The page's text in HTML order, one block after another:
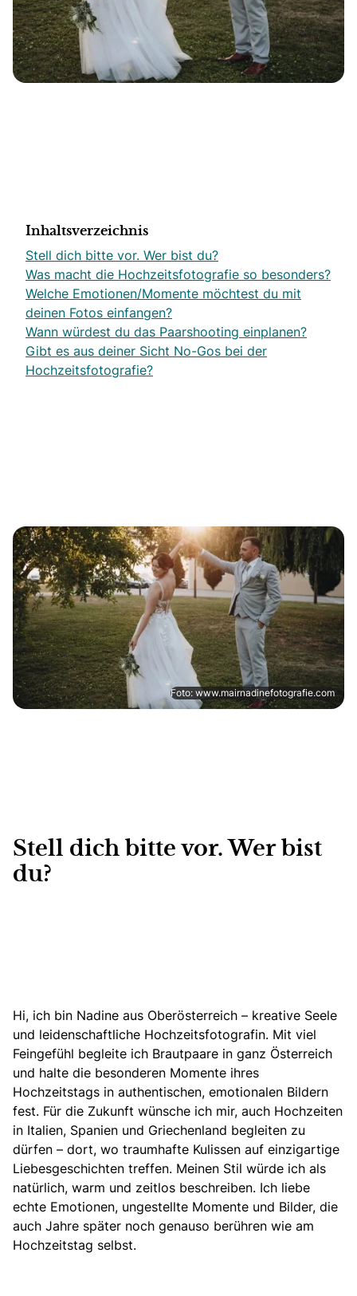
Inhaltsverzeichnis
Stell dich bitte vor. Wer bist du?
Was macht die Hochzeitsfotografie so besonders?
Welche Emotionen/Momente möchtest du mit
deinen Fotos einfangen?
Wann würdest du das Paarshooting einplanen?
Gibt es aus deiner Sicht No-Gos bei der
Hochzeitsfotografie?
Foto: www.mairnadinefotografie.com
Stell dich bitte vor. Wer bist
du?
Hi, ich bin Nadine aus Oberösterreich – kreative Seele
und leidenschaftliche Hochzeitsfotografin. Mit viel
Feingefühl begleite ich Brautpaare in ganz Österreich
und halte die besonderen Momente ihres
Hochzeitstags in authentischen, emotionalen Bildern
fest. Für die Zukunft wünsche ich mir, auch Hochzeiten
in Italien, Spanien und Griechenland begleiten zu
dürfen – dort, wo traumhafte Kulissen auf einzigartige
Liebesgeschichten treffen. Meinen Stil würde ich als
natürlich, warm und zeitlos beschreiben. Ich liebe
echte Emotionen, ungestellte Momente und Bilder, die
auch Jahre später noch genauso berühren wie am
Hochzeitstag selbst.